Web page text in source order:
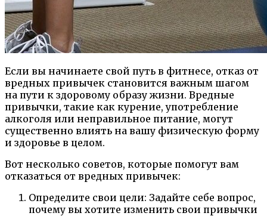
Если вы начинаете свой путь в фитнесе, отказ от
вредных привычек становится важным шагом
на пути к здоровому образу жизни. Вредные
привычки, такие как курение, употребление
алкоголя или неправильное питание, могут
существенно влиять на вашу физическую форму
и здоровье в целом.
Вот несколько советов, которые помогут вам
отказаться от вредных привычек:
Определите свои цели: Задайте себе вопрос,
почему вы хотите изменить свои привычки